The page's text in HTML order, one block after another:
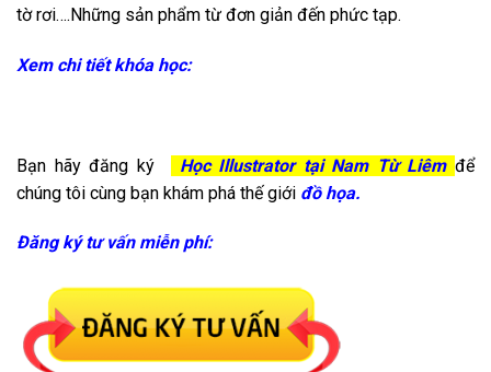
tờ rơi….Những sản phẩm từ đơn giản đến phức tạp.
Xem chi tiết khóa học:
Bạn hãy đăng ký Học Illustrator tại Nam Từ Liêmđể
chúng tôi cùng bạn khám phá thế giới đồ họa.
Đăng ký tư vấn miễn phí: